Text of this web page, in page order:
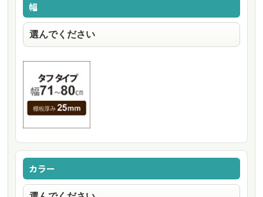
幅
カラー